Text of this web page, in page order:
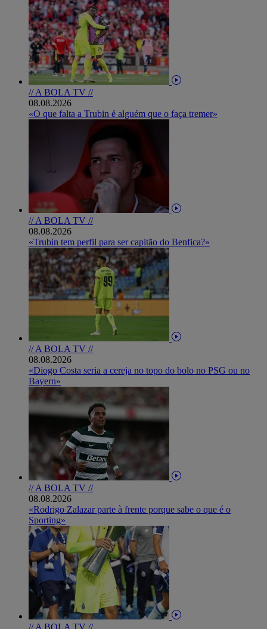
// A BOLA TV //
08.08.2026
«O que falta a Trubin é alguém que o faça tremer»
// A BOLA TV //
08.08.2026
«Trubin tem perfil para ser capitão do Benfica?»
// A BOLA TV //
08.08.2026
«Diogo Costa seria a cereja no topo do bolo no PSG ou no
Bayern»
// A BOLA TV //
08.08.2026
«Rodrigo Zalazar parte à frente porque sabe o que é o
Sporting»
// A BOLA TV //